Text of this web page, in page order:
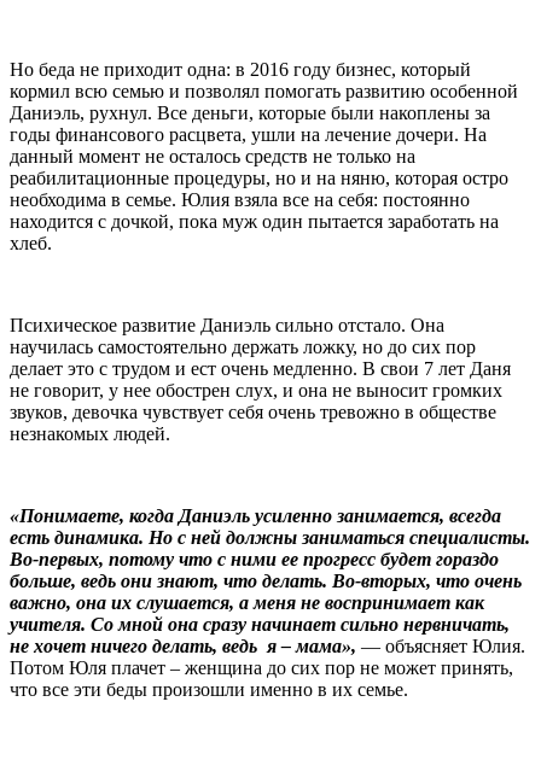
Но беда не приходит одна: в 2016 году бизнес, который
кормил всю семью и позволял помогать развитию особенной
Даниэль, рухнул. Все деньги, которые были накоплены за
годы финансового расцвета, ушли на лечение дочери. На
данный момент не осталось средств не только на
реабилитационные процедуры, но и на няню, которая остро
необходима в семье. Юлия взяла все на себя: постоянно
находится с дочкой, пока муж один пытается заработать на
хлеб.
Психическое развитие Даниэль сильно отстало. Она
научилась самостоятельно держать ложку, но до сих пор
делает это с трудом и ест очень медленно. В свои 7 лет Даня
не говорит, у нее обострен слух, и она не выносит громких
звуков, девочка чувствует себя очень тревожно в обществе
незнакомых людей.
«Понимаете, когда Даниэль усиленно занимается, всегда
есть динамика. Но с ней должны заниматься специалисты.
Во-первых, потому что с ними ее прогресс будет гораздо
больше, ведь они знают, что делать. Во-вторых, что очень
важно, она их слушается, а меня не воспринимает как
учителя. Со мной она сразу начинает сильно нервничать,
не хочет ничего делать, ведь я – мама», — объясняет Юлия.
Потом Юля плачет – женщина до сих пор не может принять,
что все эти беды произошли именно в их семье.